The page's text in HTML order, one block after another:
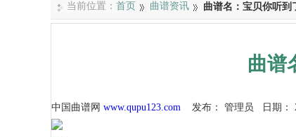
当前位置： 首页 曲谱资讯 曲谱名：宝贝你听到
曲谱
中国曲谱网 www.qupu123.com 发布： 管理员 日期：